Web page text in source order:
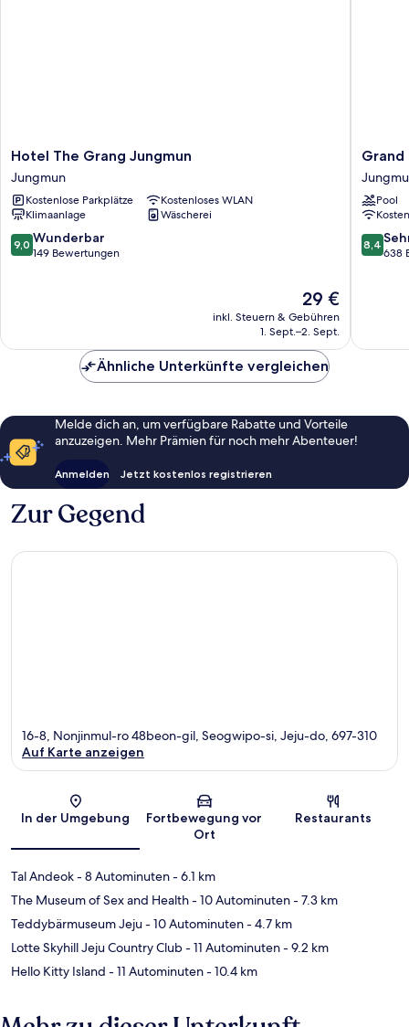
Hotel
The
Grang
Jungmun
Jungmun
Hotel The Grang Jungmun
Jungmun
Kostenlose Parkplätze
Kostenloses WLAN
Klimaanlage
Wäscherei
9.0
von
9,0 Wunderbar
149 Bewertungen
Der
Preis
beträgt
29 €
inkl. Steuern & Gebühren
1. Sept.–2. Sept.
Grand
Mer
Hotel
JejuPool
8.4
von
8,4
638
Ähnliche Unterkünfte vergleichen
Melde dich an, um verfügbare Rabatte und Vorteile
anzuzeigen. Mehr Prämien für noch mehr Abenteuer!
Anmelden Jetzt kostenlos registrieren
Zur Gegend
Karte
16-8, Nonjinmul-ro 48beon-gil, Seogwipo-si, Jeju-do, 697-310
Auf Karte anzeigen
In der Umgebung
Fortbewegung vor
Ort
Restaurants
Tal Andeok- 8 Autominuten- 6.1 km
The Museum of Sex and Health- 10 Autominuten- 7.3 km
Teddybärmuseum Jeju- 10 Autominuten- 4.7 km
Lotte Skyhill Jeju Country Club- 11 Autominuten- 9.2 km
Hello Kitty Island - 11 Autominuten- 10.4 km